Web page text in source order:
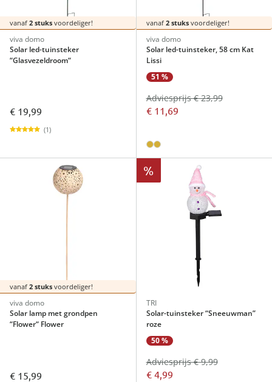
vanaf 2 stuks voordeliger!
viva domo
Solar led-tuinsteker
“Glasvezeldroom“
€ 19,99
(1)
vanaf 2 stuksvoordeliger!
viva domo
Solar led-tuinsteker, 58 cm Kat
Lissi
51 %
€ 11,69
Adviesprijs € 23,99
vanaf 2 stuks voordeliger!
viva domo
Solar lamp met grondpen
“Flower“ Flower
€ 15,99
%
TRI
Solar-tuinsteker “Sneeuwman”
roze
50 %
€ 4,99
Adviesprijs € 9,99